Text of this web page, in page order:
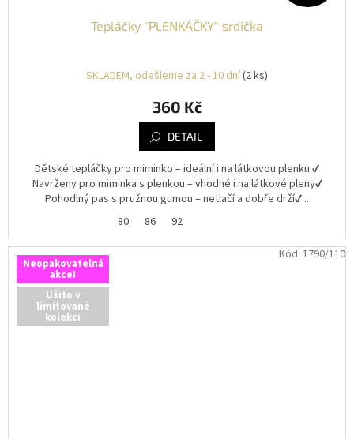
Tepláčky "PLENKÁČKY" srdíčka
SKLADEM, odešleme za 2 - 10 dní(2 ks)
360 Kč
DETAIL
Dětské tepláčky pro miminko – ideální i na látkovou plenku ✔️
Navrženy pro miminka s plenkou – vhodné i na látkové pleny✔️
Pohodlný pas s pružnou gumou – netlačí a dobře drží✔️...
80
86 92
Neopakovatelná
akce!
Ušito v
limitované
kolekci
Kód: 1790/110